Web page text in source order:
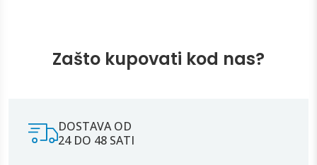
Zašto kupovati kod nas?
DOSTAVA OD
24 DO 48 SATI